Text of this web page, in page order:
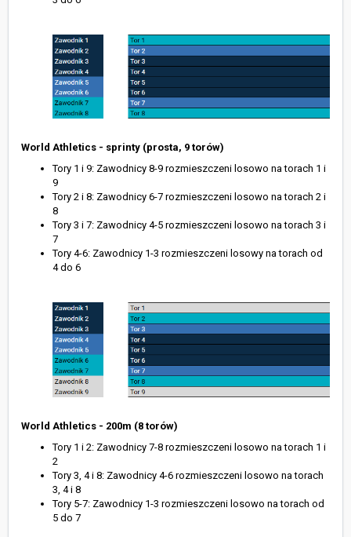
World Athletics - sprinty (prosta, 9 torów)
Tory 1 i 9: Zawodnicy 8-9 rozmieszczeni losowo na torach 1 i
9
Tory 2 i 8: Zawodnicy 6-7 rozmieszczeni losowo na torach 2 i
8
Tory 3 i 7: Zawodnicy 4-5 rozmieszczeni losowo na torach 3 i
7
Tory 4-6: Zawodnicy 1-3 rozmieszczeni losowy na torach od
4 do 6
World Athletics - 200m (8 torów)
Tory 1 i 2: Zawodnicy 7-8 rozmieszczeni losowo na torach 1 i
2
Tory 3, 4 i 8: Zawodnicy 4-6 rozmieszczeni losowo na torach
3, 4 i 8
Tory 5-7: Zawodnicy 1-3 rozmieszczeni losowo na torach od
5 do 7